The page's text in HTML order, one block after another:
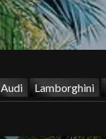
Audi Lamborghini